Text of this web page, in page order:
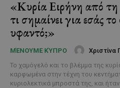
«Κυρία Ειρήνη από
τι σημαίνει για εσάς
υφαντό;»
ΜΈΝΟΥΜΕ ΚΎΠΡΟ Χριστίνα
Το χαμόγελό και το βλέμμα της
καρφωμένα στην τέχνη του
κυριολεκτικά μπροστά της, και ήταν